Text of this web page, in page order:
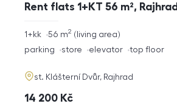
Rent flats 1+KT 56 m², Rajhrad
rozměry
disposition
1+kk living area
56 m2
funkce
parking store elevator top floor
adresa
st. Klášterní Dvůr, Rajhrad
cena
14 200 Kč